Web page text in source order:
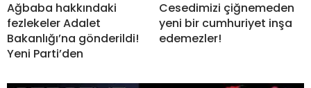
Ağbaba hakkındaki
fezlekeler Adalet
Bakanlığı’na gönderildi!
Yeni Parti’den
Cesedimizi çiğnemeden
yeni bir cumhuriyet inşa
edemezler!